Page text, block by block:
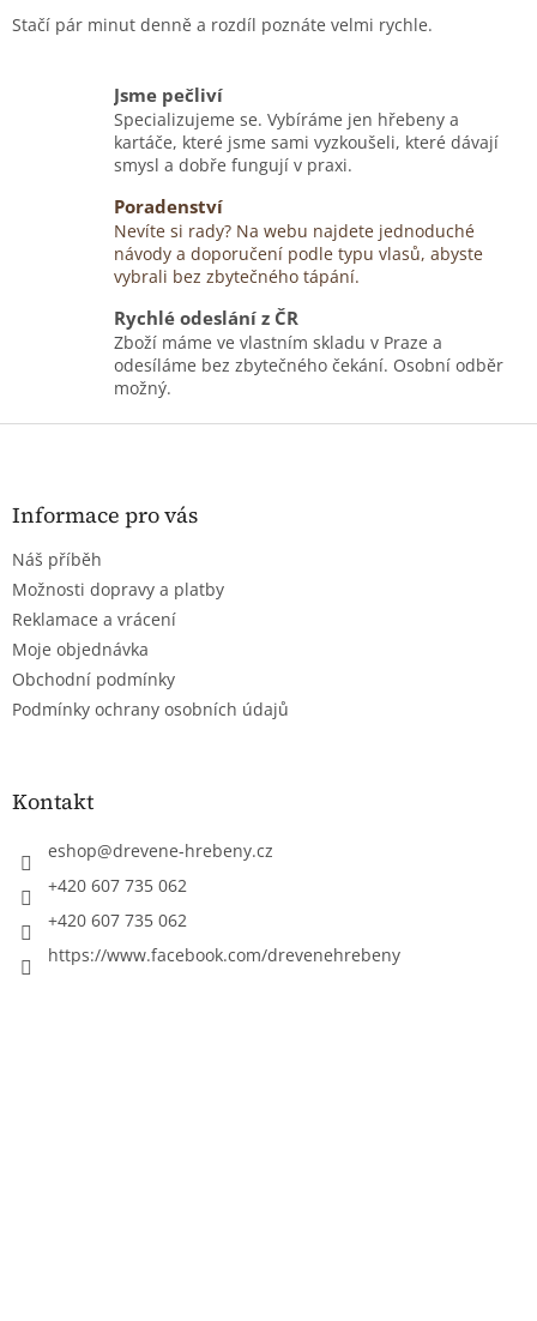
p
Stačí pár minut denně a rozdíl poznáte velmi rychle.
Jsme pečliví
Specializujeme se. Vybíráme jen hřebeny a
kartáče, které jsme sami vyzkoušeli, které dávají
smysl a dobře fungují v praxi.
Poradenství
Nevíte si rady? Na webu najdete jednoduché
návody a doporučení podle typu vlasů, abyste
vybrali bez zbytečného tápání.
Rychlé odeslání z ČR
Zboží máme ve vlastním skladu v Praze a
odesíláme bez zbytečného čekání. Osobní odběr
možný.
Z
Informace pro vás
Náš příběh
Možnosti dopravy a platby
Reklamace a vrácení
Moje objednávka
Obchodní podmínky
Podmínky ochrany osobních údajů
Kontakt
eshop@drevene-hrebeny.cz
+420 607 735 062
+420 607 735 062
https://www.facebook.com/drevenehrebeny